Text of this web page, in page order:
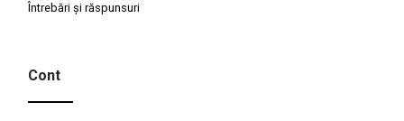
Întrebări și răspunsuri
Cont